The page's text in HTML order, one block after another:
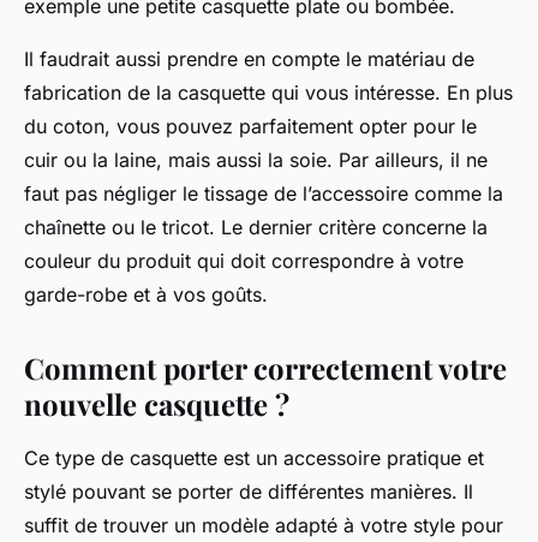
exemple une petite casquette plate ou bombée.
Il faudrait aussi prendre en compte le matériau de
fabrication de la casquette qui vous intéresse. En plus
du coton, vous pouvez parfaitement opter pour le
cuir ou la laine, mais aussi la soie. Par ailleurs, il ne
faut pas négliger le tissage de l’accessoire comme la
chaînette ou le tricot. Le dernier critère concerne la
couleur du produit qui doit correspondre à votre
garde-robe et à vos goûts.
Comment porter correctement votre
nouvelle casquette ?
Ce type de casquette est un accessoire pratique et
stylé pouvant se porter de différentes manières. Il
suffit de trouver un modèle adapté à votre style pour